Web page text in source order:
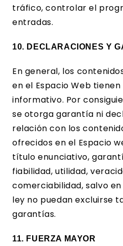
tráfico, controlar el
entradas.
10. DECLARACIONES Y
En general, los
en el Espacio Web
informativo. Por
se otorga garantía ni
relación con los
ofrecidos en el Espacio
título enunciativo,
fiabilidad, utilidad,
comerciabilidad, salvo
ley no puedan excluirse
garantías.
11. FUERZA MAYOR